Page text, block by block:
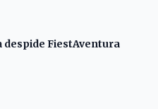
despide FiestAventura